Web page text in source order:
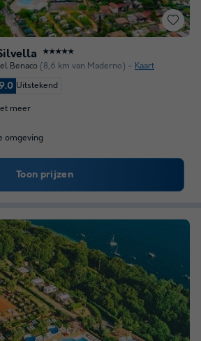
★★★★★
Benaco (8,6 km van Maderno) Kaart
Uitstekend
meer
omgeving
Toon prijzen